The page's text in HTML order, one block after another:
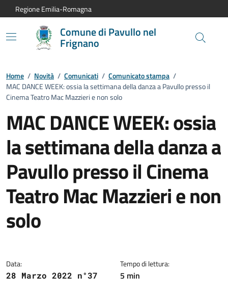
Vai al contenuto principale
Vai alla navigazione del sito
Vai al piede di pagina
Regione Emilia-Romagna
Comune di Pavullo nel
Frignano
Home / Novità / Comunicati / Comunicato stampa /
MAC DANCE WEEK: ossia la settimana della danza a Pavullo presso il
Cinema Teatro Mac Mazzieri e non solo
MAC DANCE WEEK: ossia
la settimana della danza a
Pavullo presso il Cinema
Teatro Mac Mazzieri e non
solo
Data:
28 Marzo 2022 n°37
Tempo di lettura:
5 min